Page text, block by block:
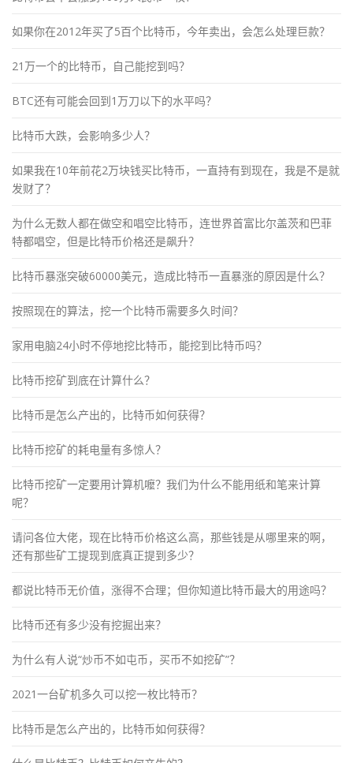
如果你在2012年买了5百个比特币，今年卖出，会怎么处理巨款？
21万一个的比特币，自己能挖到吗？
BTC还有可能会回到1万刀以下的水平吗？
比特币大跌，会影响多少人？
如果我在10年前花2万块钱买比特币，一直持有到现在，我是不是就
发财了？
为什么无数人都在做空和唱空比特币，连世界首富比尔盖茨和巴菲
特都唱空，但是比特币价格还是飙升？
比特币暴涨突破60000美元，造成比特币一直暴涨的原因是什么？
按照现在的算法，挖一个比特币需要多久时间？
家用电脑24小时不停地挖比特币，能挖到比特币吗？
比特币挖矿到底在计算什么？
比特币是怎么产出的，比特币如何获得？
比特币挖矿的耗电量有多惊人？
比特币挖矿一定要用计算机嚒？我们为什么不能用纸和笔来计算
呢？
请问各位大佬，现在比特币价格这么高，那些钱是从哪里来的啊，
还有那些矿工提现到底真正提到多少？
都说比特币无价值，涨得不合理；但你知道比特币最大的用途吗？
比特币还有多少没有挖掘出来？
为什么有人说“炒币不如屯币，买币不如挖矿”？
2021一台矿机多久可以挖一枚比特币？
比特币是怎么产出的，比特币如何获得？